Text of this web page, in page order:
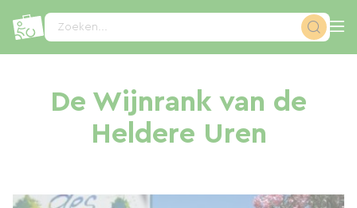
Zoeken...
De Wijnrank van de
Heldere Uren
Cookies beheer paneel